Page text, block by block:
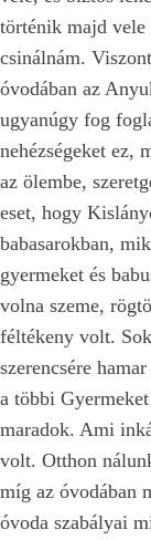
történik majd vele
csinálnám.
óvodában az
ugyanúgy fog
nehézségeket ez,
az ölembe,
eset, hogy
babasarokban,
gyermeket és
volna szeme,
féltékeny volt.
szerencsére
a többi
maradok. Ami
volt. Otthon
míg az óvodában
óvoda szabályai